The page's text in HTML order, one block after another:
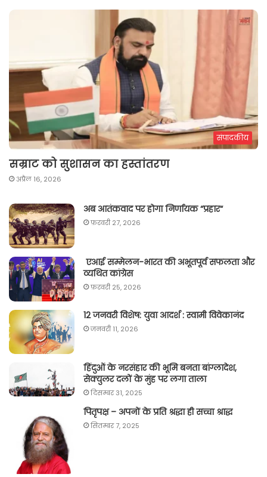
संपादकीय
सम्राट को सुशासन का हस्तांतरण
अप्रैल 16, 2026
अब आतंकवाद पर होगा निर्णायक “प्रहार“
फ़रवरी 27, 2026
एआई सम्मेलन-भारत की अभूतपूर्व सफलता और
व्यथित कांग्रेस
फ़रवरी 25, 2026
12 जनवरी विशेष: युवा आदर्श : स्वामी विवेकानंद
जनवरी 11, 2026
हिंदुओं के नरसंहार की भूमि बनता बांग्लादेश,
सेक्युलर दलों के मुंह पर लगा ताला
दिसम्बर 31, 2025
पितृपक्ष – अपनों के प्रति श्रद्धा ही सच्चा श्राद्ध
सितम्बर 7, 2025